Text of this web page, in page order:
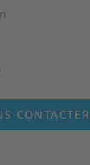
CONTACTER